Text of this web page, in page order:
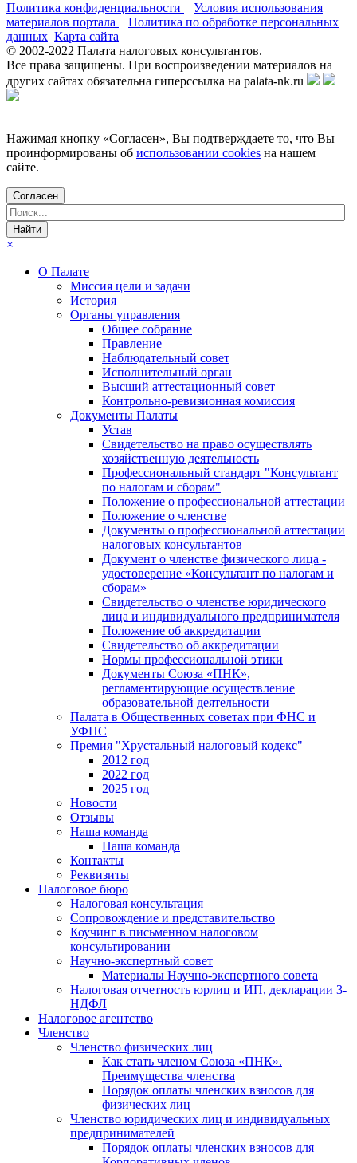
Политика конфиденциальности
Условия использования
материалов портала
Политика по обработке персональных
данных Карта сайта
© 2002-2022 Палата налоговых консультантов.
Все права защищены. При воспроизведении материалов на
других сайтах обязательна гиперссылка на palata-nk.ru
Нажимая кнопку «Согласен», Вы подтверждаете то, что Вы
проинформированы об использовании cookies на нашем
сайте.
Согласен
×
О Палате
Миссия цели и задачи
История
Органы управления
Общее собрание
Правление
Наблюдательный совет
Исполнительный орган
Высший аттестационный совет
Контрольно-ревизионная комиссия
Документы Палаты
Устав
Свидетельство на право осуществлять
хозяйственную деятельность
Профессиональный стандарт "Консультант
по налогам и сборам"
Положение о профессиональной аттестации
Положение о членстве
Документы о профессиональной аттестации
налоговых консультантов
Документ о членстве физического лица -
удостоверение «Консультант по налогам и
сборам»
Свидетельство о членстве юридического
лица и индивидуального предпринимателя
Положение об аккредитации
Свидетельство об аккредитации
Нормы профессиональной этики
Документы Союза «ПНК»,
регламентирующие осуществление
образовательной деятельности
Палата в Общественных советах при ФНС и
УФНС
Премия "Хрустальный налоговый кодекс"
2012 год
2022 год
2025 год
Новости
Отзывы
Наша команда
Наша команда
Контакты
Реквизиты
Налоговое бюро
Налоговая консультация
Cопровождение и представительство
Коучинг в письменном налоговом
консультировании
Научно-экспертный совет
Материалы Научно-экспертного совета
Налоговая отчетность юрлиц и ИП, декларации 3-
НДФЛ
Налоговое агентство
Членство
Членство физических лиц
Как стать членом Союза «ПНК».
Преимущества членства
Порядок оплаты членских взносов для
физических лиц
Членство юридических лиц и индивидуальных
предпринимателей
Порядок оплаты членских взносов для